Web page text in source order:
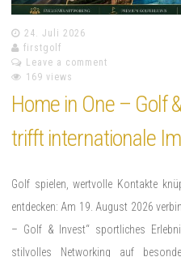
24. Juli 2026
firstgolf
Leave a comment
169 views
Home in One – Golf
trifft internationale
Golf spielen, wertvolle Kontakte
entdecken: Am 19. August 2026
– Golf & Invest“ sportliches
stilvolles Networking auf